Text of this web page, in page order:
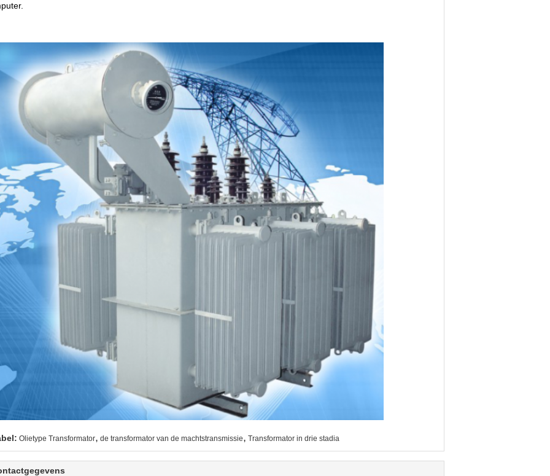
Olietype Transformator, de transformator van de machtstransmissie, Transformator in drie stadia